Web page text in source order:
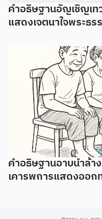
คำอธิษฐานอัญเชิญเ
แสดงเจตนาใจพระธร
คำอธิษฐานอาบน้ำล้า
เคารพการแสดงออก